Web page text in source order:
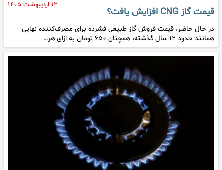
۱۳ اردیبهشت ۱۴۰۵
قیمت گاز CNG افزایش یافت؟
در حال حاضر، قیمت فروش گاز طبیعی فشرده برای مصرف‌کننده نهایی
همانند حدود ۱۲ سال گذشته، همچنان ۶۵۰ تومان به ازای هر…